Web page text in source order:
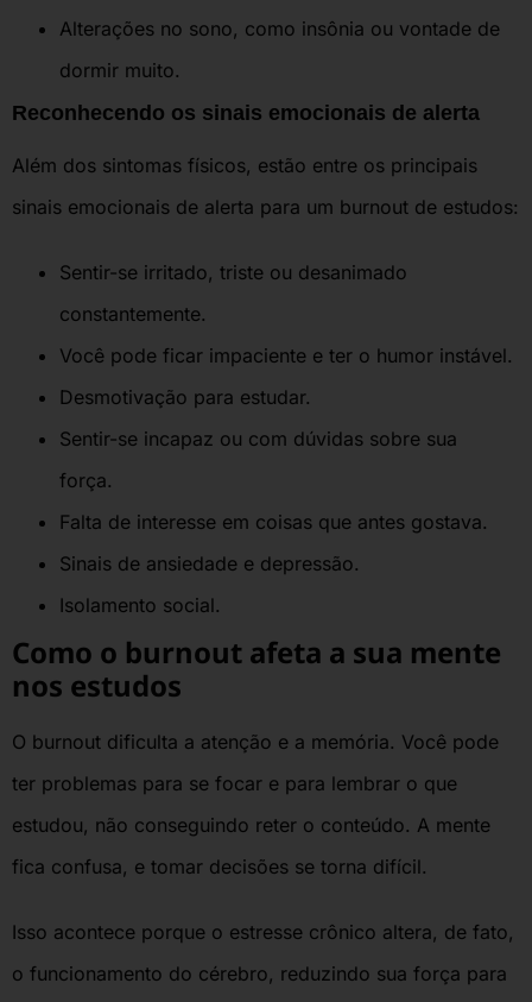
Alterações no sono, como insônia ou vontade de
dormir muito.
Reconhecendo os sinais emocionais de alerta
Além dos sintomas físicos, estão entre os principais
sinais emocionais de alerta para um burnout de estudos:
Sentir-se irritado, triste ou desanimado
constantemente.
Você pode ficar impaciente e ter o humor instável.
Desmotivação para estudar.
Sentir-se incapaz ou com dúvidas sobre sua
força.
Falta de interesse em coisas que antes gostava.
Sinais de ansiedade e depressão.
Isolamento social.
Como o burnout afeta a sua mente
nos estudos
O burnout dificulta a atenção e a memória. Você pode
ter problemas para se focar e para lembrar o que
estudou, não conseguindo reter o conteúdo. A mente
fica confusa, e tomar decisões se torna difícil.
Isso acontece porque o estresse crônico altera, de fato,
o funcionamento do cérebro, reduzindo sua força para